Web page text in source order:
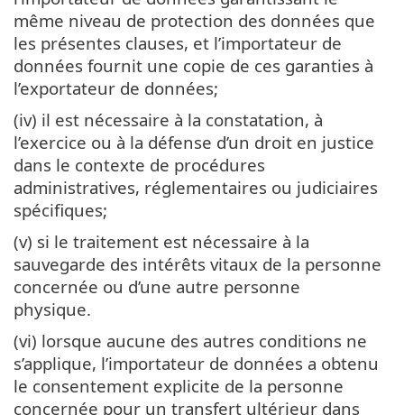
même niveau de protection des données que
les présentes clauses, et l’importateur de
données fournit une copie de ces garanties à
l’exportateur de données;
(iv) il est nécessaire à la constatation, à
l’exercice ou à la défense d’un droit en justice
dans le contexte de procédures
administratives, réglementaires ou judiciaires
spécifiques;
(v) si le traitement est nécessaire à la
sauvegarde des intérêts vitaux de la personne
concernée ou d’une autre personne
physique.
(vi) lorsque aucune des autres conditions ne
s’applique, l’importateur de données a obtenu
le consentement explicite de la personne
concernée pour un transfert ultérieur dans